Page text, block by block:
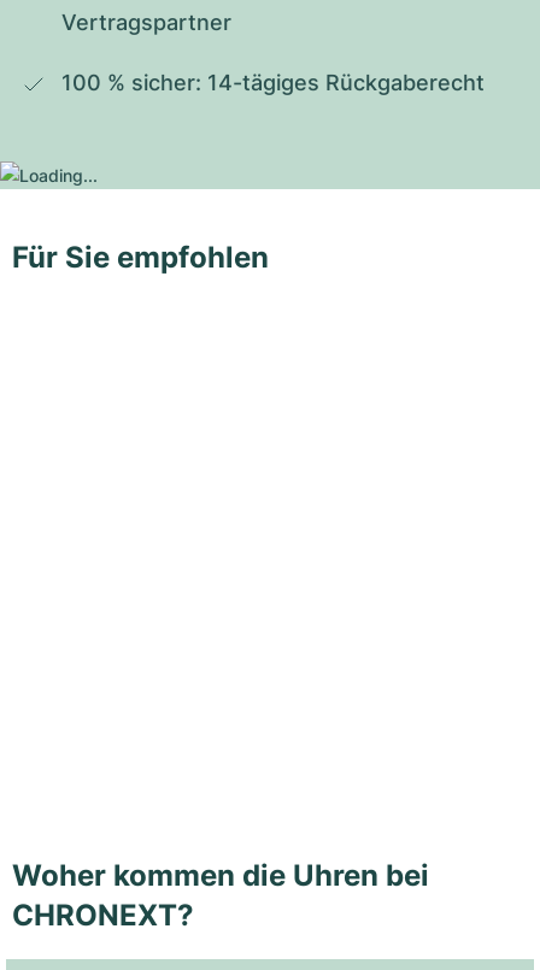
Vertragspartner
100 % sicher: 14-tägiges Rückgaberecht
Für Sie empfohlen
Woher kommen die Uhren bei
CHRONEXT?